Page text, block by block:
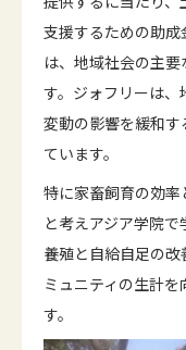
支援するための助
は、地域社会の主
す。ジォフリーは
変動の影響を緩和
ています。
特に家畜飼育の効
と考えアジア学院で
養殖と自給自足の
ミュニティの生計
す。